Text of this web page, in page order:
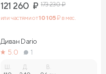
121 260 ₽ 173 230₽
или частями от10 105₽ в мес.
Диван Dario
5.0
1
Д. В.